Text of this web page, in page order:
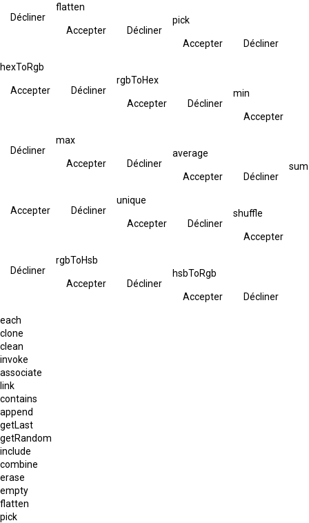
Décliner
flatten
Accepter Décliner
pick
Accepter Décliner
hexToRgb
Accepter Décliner
rgbToHex
Accepter Décliner
min
Accepter
Décliner
max
Accepter Décliner
average
Accepter Décliner
sum
Accepter Décliner
unique
Accepter Décliner
shuffle
Accepter
Décliner
rgbToHsb
Accepter Décliner
hsbToRgb
Accepter Décliner
each
clone
clean
invoke
associate
link
contains
append
getLast
getRandom
include
combine
erase
empty
flatten
pick